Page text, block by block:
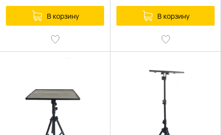
В корзину В корзину